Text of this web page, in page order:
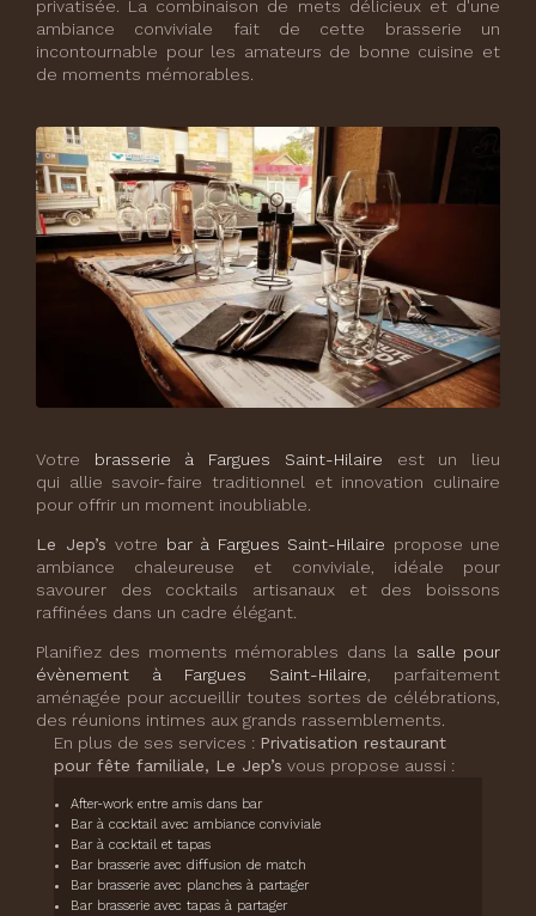
privatisée. La combinaison de mets délicieux et d'une
ambiance conviviale fait de cette brasserie un
incontournable pour les amateurs de bonne cuisine et
de moments mémorables.
Votre brasserie à Fargues Saint-Hilaire est un lieu
qui allie savoir-faire traditionnel et innovation culinaire
pour offrir un moment inoubliable.
Le Jep’s votre bar à Fargues Saint-Hilaire propose une
ambiance chaleureuse et conviviale, idéale pour
savourer des cocktails artisanaux et des boissons
raffinées dans un cadre élégant.
Planifiez des moments mémorables dans la salle pour
évènement à Fargues Saint-Hilaire , parfaitement
aménagée pour accueillir toutes sortes de célébrations,
des réunions intimes aux grands rassemblements.
En plus de ses services : Privatisation restaurant
pour fête familiale, Le Jep’s vous propose aussi :
After-work entre amis dans bar
Bar à cocktail avec ambiance conviviale
Bar à cocktail et tapas
Bar brasserie avec diffusion de match
Bar brasserie avec planches à partager
Bar brasserie avec tapas à partager